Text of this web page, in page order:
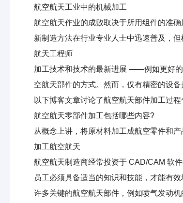
航空航天工业中的机械加工
航空航天作业的成败取决于所用组件的准
新制造方法在行业专业人士中迅速普及，
航天工程师
加工技术和技术的最新进展 ——例如更好
空航天部件的方式。然而，仅有精密的设
以下博客文章讨论了航空航天部件加工过
航空航天零部件加工包括哪些内容?
从概念上讲，将原材料加工成航空零件和
加工航空航天
航空航天制造商经常投资于 CAD/CAM 软
员工必须具备适当的知识和技能，才能有
许多关键的航空航天部件，例如喷气发动